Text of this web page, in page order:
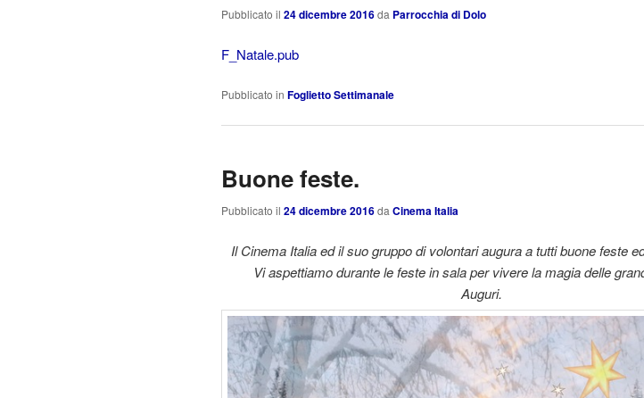
Pubblicato il 24 dicembre 2016da Parrocchia di Dolo
F_Natale.pub
Pubblicato in Foglietto Settimanale
Buone feste.
Pubblicato il 24 dicembre 2016da Cinema Italia
Il Cinema Italia ed il suo gruppo di volontari augura a tutti buone feste
Vi aspettiamo durante le feste in sala per vivere la magia delle
Auguri.